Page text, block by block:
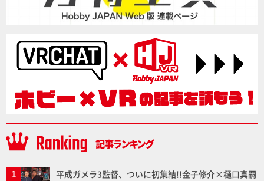
平成ガメラ3監督、ついに初集結!!金子修介×樋口真嗣